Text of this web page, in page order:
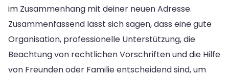
im Zusammenhang mit deiner neuen Adresse.
Zusammenfassend lässt sich sagen, dass eine gute
Organisation, professionelle Unterstützung, die
Beachtung von rechtlichen Vorschriften und die Hilfe
von Freunden oder Familie entscheidend sind, um